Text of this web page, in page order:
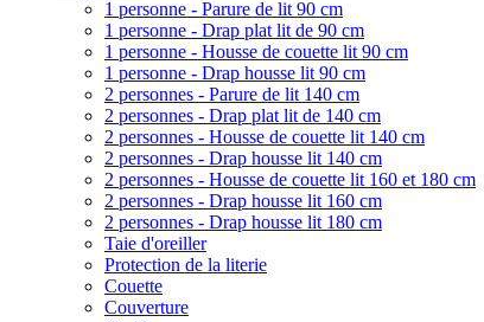
1 personne - Parure de lit 90 cm
1 personne - Drap plat lit de 90 cm
1 personne - Housse de couette lit 90 cm
1 personne - Drap housse lit 90 cm
2 personnes - Parure de lit 140 cm
2 personnes - Drap plat lit de 140 cm
2 personnes - Housse de couette lit 140 cm
2 personnes - Drap housse lit 140 cm
2 personnes - Housse de couette lit 160 et 180 cm
2 personnes - Drap housse lit 160 cm
2 personnes - Drap housse lit 180 cm
Taie d'oreiller
Protection de la literie
Couette
Couverture